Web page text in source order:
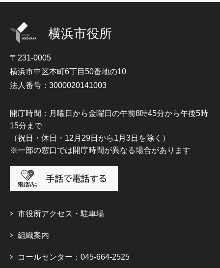
横浜市役所
〒231-0005
横浜市中区本町6丁目50番地の10
法人番号：3000020141003
開庁時間：月曜日から金曜日の午前8時45分から午後5時
15分まで
（祝日・休日・12月29日から1月3日を除く）
※一部の窓口では開庁時間が異なる場合があります
市役所アクセス・駐車場
組織案内
コールセンター：045-664-2525